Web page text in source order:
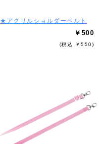
★アクリルショルダーベルト
￥500
(税込 ￥550)